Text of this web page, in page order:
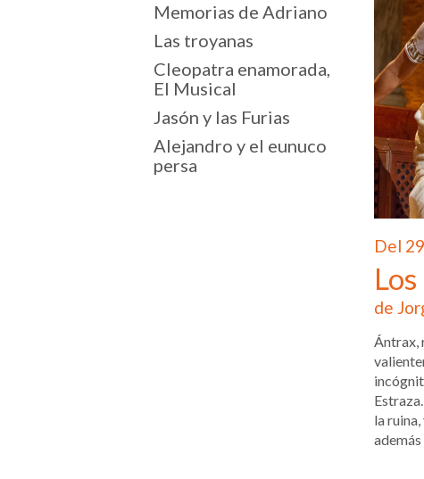
Memorias de Adriano
Las troyanas
Cleopatra enamorada,
El Musical
Jasón y las Furias
Alejandro y el eunuco
persa
Del
de
Ántrax,
la